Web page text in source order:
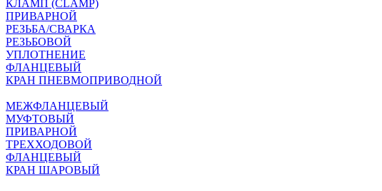
КЛАМП (CLAMP)
ПРИВАРНОЙ
РЕЗЬБА/СВАРКА
РЕЗЬБОВОЙ
УПЛОТНЕНИЕ
ФЛАНЦЕВЫЙ
КРАН ПНЕВМОПРИВОДНОЙ
МЕЖФЛАНЦЕВЫЙ
МУФТОВЫЙ
ПРИВАРНОЙ
ТРЕХХОДОВОЙ
ФЛАНЦЕВЫЙ
КРАН ШАРОВЫЙ